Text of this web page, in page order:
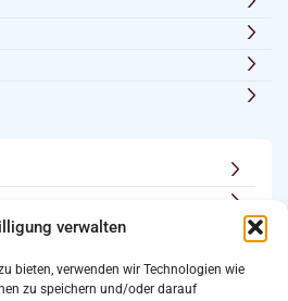
verwalten
bieten, verwenden wir Technologien wie
zu speichern und/oder darauf